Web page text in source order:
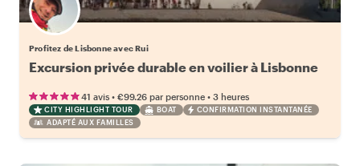
Profitez de Lisbonne avec Rui
Excursion privée durable en voilier à Lisbonne
41 avis • €99.26 par personne • 3 heures
CITY HIGHLIGHT TOUR BOAT
CONFIRMATION INSTANTANÉE
ADAPTÉ AUX FAMILLES